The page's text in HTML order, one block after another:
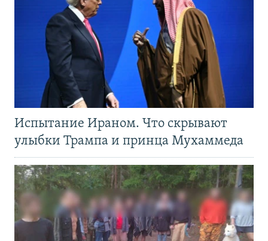
Испытание Ираном. Что скрывают
улыбки Трампа и принца Мухаммеда